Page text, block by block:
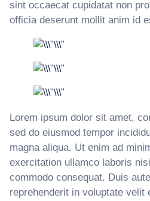
sint occaecat cupidatat non
officia deserunt mollit anim id
Lorem ipsum dolor sit amet,
sed do eiusmod tempor
magna aliqua. Ut enim ad
exercitation ullamco laboris
commodo consequat. Duis
reprehenderit in voluptate velit